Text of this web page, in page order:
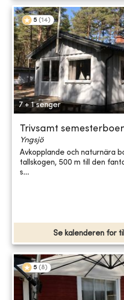
5 (14)
7 + 1 senger
Trivsamt
Yngsjö
Avkopplande och naturnära
tallskogen, 500 m till den
s...
Se kalenderen for
5 (8)